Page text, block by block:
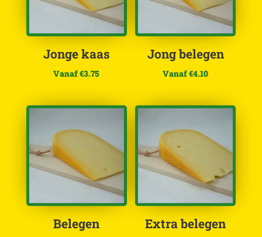
Jonge kaas
Vanaf€3.75
Jong belegen
Vanaf€4.10
Belegen Extra belegen